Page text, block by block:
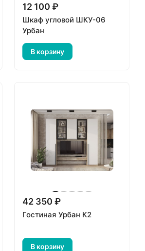
12 100 ₽
Шкаф угловой ШКУ-06
Урбан
В корзину
42 350 ₽
Гостиная Урбан К2
В корзину